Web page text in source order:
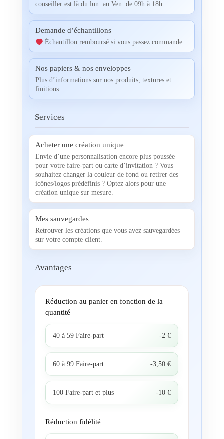
conseiller est là du lun. au Ven. de 09h à 18h.
Demande d’échantillons
Échantillon remboursé si vous passez commande.
Nos papiers & nos enveloppes
Plus d’informations sur nos produits, textures et
finitions.
Services
Acheter une création unique
Envie d’une personnalisation encore plus poussée
pour votre faire-part ou carte d’invitation ? Vous
souhaitez changer la couleur de fond ou retirer des
icônes/logos prédéfinis ? Optez alors pour une
création unique sur mesure.
Mes sauvegardes
Retrouver les créations que vous avez sauvegardées
sur votre compte client.
Avantages
Réduction au panier en fonction de la
quantité
40 à 59 Faire-part -2 €
60 à 99 Faire-part -3,50 €
100 Faire-part et plus -10 €
Réduction fidélité